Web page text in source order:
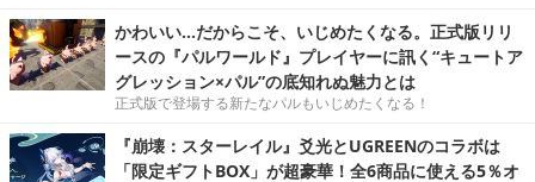
かわいい…だからこそ、いじめたくなる。正式版リリ
ースの『パルワールド』プレイヤーに訊く“キュートア
グレッション×パル”の底知れぬ魅力とは
正式版で登場する新たなパルもいじめたくなる！
『崩壊：スターレイル』爻光とUGREENのコラボは
「限定ギフトBOX」が超豪華！全6商品に使える5％オ